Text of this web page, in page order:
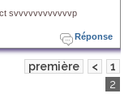
svvvvvvvvvvvvp
Réponse
première <
1
2